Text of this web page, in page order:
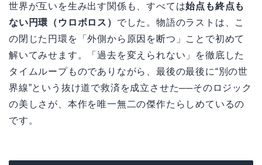
世界が互いを生み出す関係も、すべては始点も終点も
ない円環（ウロボロス） でした。物語のラストは、こ
の閉じた円環を「外側から原因を断つ」ことで初めて
解いてみせます。「過去を変えられない」を徹底した
タイムループものでありながら、最後の最後に“別の世
界線”という抜け道で救済を成立させた──そのロジック
の美しさが、本作を唯一無二の傑作たらしめているの
です。